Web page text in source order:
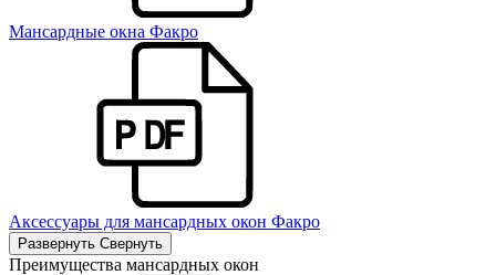
Мансардные окна Факро
Аксессуары для мансардных окон Факро
Развернуть Свернуть
Преимущества мансардных окон